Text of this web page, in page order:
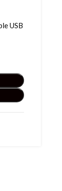
USB